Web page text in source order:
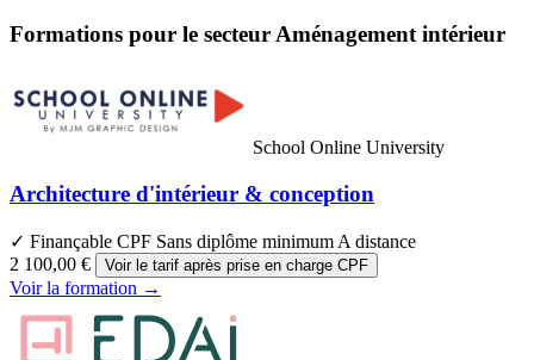
Formations pour le secteur Aménagement intérieur
School Online University
Architecture d'intérieur & conception
✓ Finançable CPF Sans diplôme minimum A distance
2 100,00 €
Voir le tarif après prise en charge CPF
Voir la formation →